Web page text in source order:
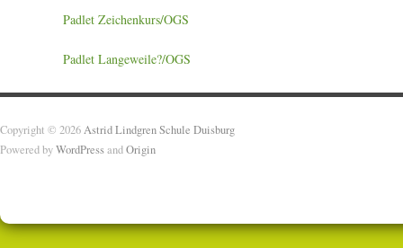
Padlet Zeichenkurs/OGS
Padlet Langeweile?/OGS
Copyright © 2026Astrid Lindgren Schule Duisburg
Powered byWordPressandOrigin